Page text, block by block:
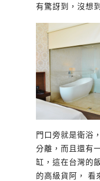
有驚訝到，沒想
門口旁就是衛浴
分離，而且還有
缸，這在台灣的
的高級貨阿， 看